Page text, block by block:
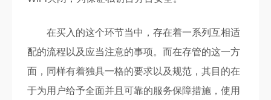
在买入的这个环节当中，存在着一系列互相适
配的流程以及应当注意的事项。而在存管的这一方
面，同样有着独具一格的要求以及规范，其目的在
于为用户给予全面并且可靠的服务保障措施，使用